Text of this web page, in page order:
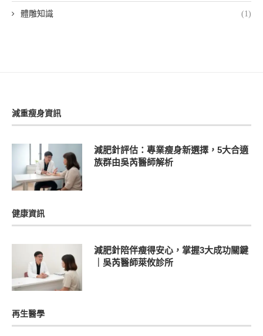
體雕知識 (1)
減重瘦身資訊
減肥針評估：專業瘦身新選擇，5大合適
族群由吳芮醫師解析
健康資訊
減肥針陪伴瘦得安心，掌握3大成功關鍵
｜吳芮醫師萊攸診所
再生醫學